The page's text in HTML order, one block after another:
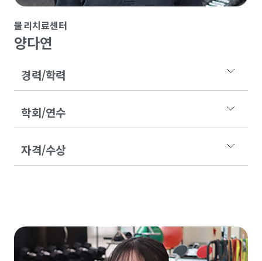
물리치료센터
양다연
경력/학력
학회/연수
자격/수상